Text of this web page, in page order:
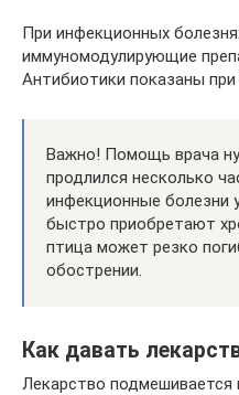
При инфекционных
иммуномодулирующие
Антибиотики показаны
Важно! Помощь врача
продлился несколько
инфекционные болезни
быстро приобретают
птица может резко
обострении.
Как давать
Лекарство подмешивается